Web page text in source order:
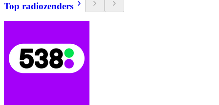
Top radiozenders